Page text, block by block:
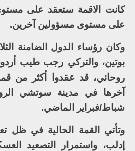
كانت الاقمة ستعقد على مستوى
على مستوى مسؤولين آخرين.
وكان رؤساء الدول الضامنة
بوتين، والتركي رجب طيب
روحاني، قد عقدوا أكثر من
آخرها في مدينة سوتشي
شباط/فبراير الماضي.
وتأتي القمة الحالية في ظل
إدلب، واستمرار التصعيد